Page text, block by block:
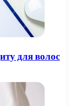
для волос